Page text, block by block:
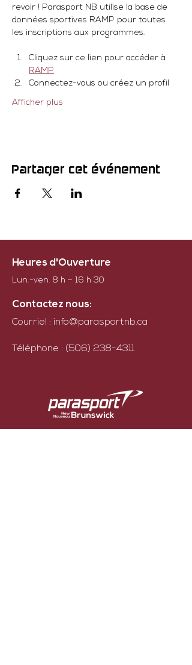
revoir ! Parasport NB utilise la base de
données sportives RAMP pour toutes
les inscriptions aux programmes.
Cliquez sur ce lien pour accéder à
RAMP
Connectez-vous ou créez un profil
Afficher plus
Partager cet événement
Heures d'Ouverture
Lun.-ven. 8 h – 16 h 30
Contactez nous:
Courriel : info@parasportnb.ca
Téléphone : (506) 238-4311